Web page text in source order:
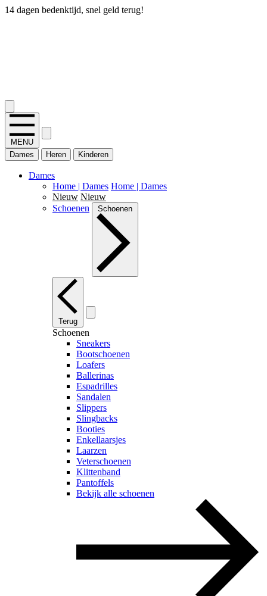
14 dagen bedenktijd, snel geld terug!
MENU
Dames
Heren Kinderen
Dames
Home | Dames Home | Dames
Nieuw Nieuw
Schoenen
Schoenen
Terug
Schoenen
Sneakers
Bootschoenen
Loafers
Ballerinas
Espadrilles
Sandalen
Slippers
Slingbacks
Booties
Enkellaarsjes
Laarzen
Veterschoenen
Klittenband
Pantoffels
Bekijk alle schoenen